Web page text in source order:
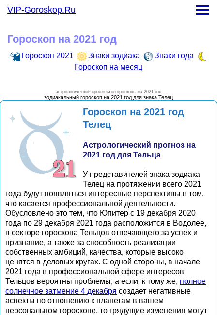
Гороскоп на 2021 год
астрологические прогнозы и гороскопы на 2021 год
зодиакальный гороскоп на 2021 год для знака Телец
Гороскоп на 2021 год
Телец
Астрологический прогноз на
2021 год для Тельца
У представителей знака зодиака
Телец на протяжении всего 2021
года будут появляться интересные перспективы в том,
что касается профессиональной деятельности.
Обусловлено это тем, что Юпитер с 19 декабря 2020
года по 29 декабря 2021 года расположится в Водолее,
в секторе гороскопа Тельцов отвечающего за успех и
признание, а также за способность реализации
собственных амбиций, качества, которые высоко
ценятся в деловых кругах. С одной стороны, в начале
2021 года в профессиональной сфере интересов
Тельцов вероятны проблемы, а если, к тому же, полное
солнечное затмение 4 декабря создает негативные
аспекты по отношению к планетам в вашем
персональном гороскопе, то грядущие изменения могут
Гороскоп 2021 Знаки зодиака
Знаки года
Гороскоп на месяц
VIP-Goroskop.RuГороскоп на месяц
-Гороскоп на январь 2021 года
-Гороскоп на март 2021 года
Гороскоп на апрель 2021 года
-Гороскоп на май 2021 года
Гороскоп на июнь 2021 года
-Гороскоп на август 2021 года
Гороскоп на октябрь 2021 года
-Гороскоп на ноябрь 2021 года
-Гороскоп на декарь 2021 года